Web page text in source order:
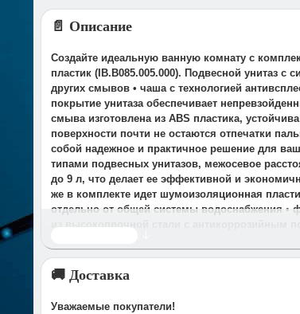
📄 Описание
Создайте идеальную ванную комнату с
пластик (IB.B085.005.000). Подвесной унитаз
других смывов • чаша с технологией
покрытие унитаза обеспечивает
смыва изготовлена из ABS пластика,
поверхности почти не остаются отпечатки
собой надежное и практичное решение для
типами подвесных унитазов, межосевое
до 9 л, что делает ее эффективной и
же в комплекте идет шумоизоляционная
отдельно от общей системы водоснабжения •
из высокопрочной стали с антикоррозийным
🚚 Доставка
Уважаемые покупатели!